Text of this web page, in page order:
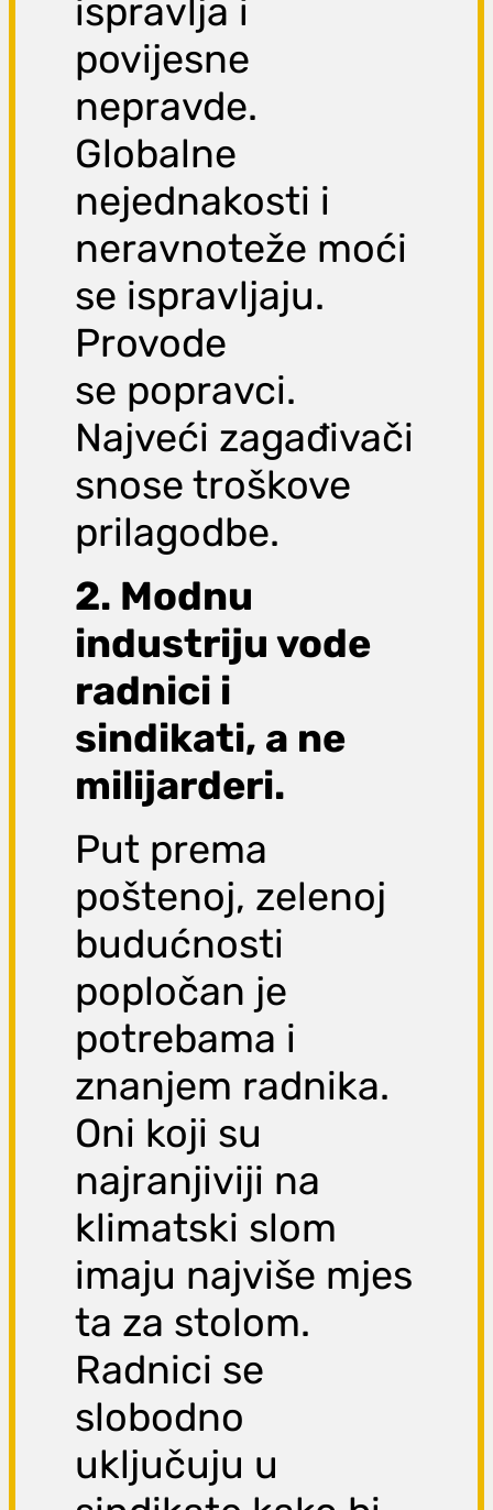
ispravlja i
povijesne
nepravde.
Globalne
nejednakosti i
neravnoteže moći
se ispravljaju.
Provode
se popravci.
Najveći zagađivači
snose troškove
prilagodbe.
2. Modnu
industriju vode
radnici i
sindikati, a ne
milijarderi.
Put prema
poštenoj, zelenoj
budućnosti
popločan je
potrebama i
znanjem radnika.
Oni koji su
najranjiviji na
klimatski slom
imaju najviše mjes
ta za stolom.
Radnici se
slobodno
uključuju u